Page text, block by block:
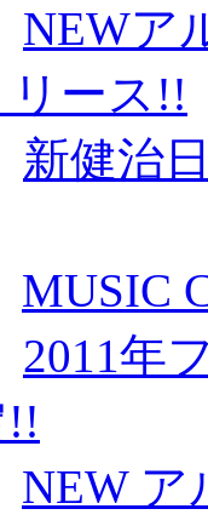
NEWア
ース!!
新健治
MUSIC
2011年
NEW